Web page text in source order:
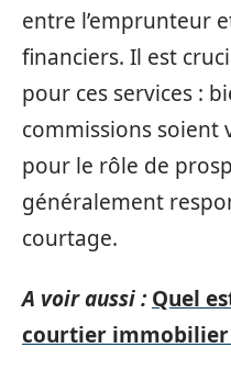
entre l’emprunteur
financiers. Il est
pour ces services :
commissions soient
pour le rôle de
généralement
courtage.
A voir aussi : Quel
courtier